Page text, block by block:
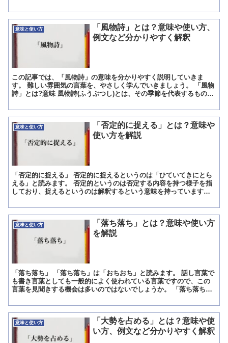
意味と使い方
「風物詩」とは？意味や使い方、
例文など分かりやすく解釈
この記事では、「風物詩」の意味を分かりやすく説明していきま
す。 難しい雰囲気の言葉を、やさしく学んでいきましょう。 「風物
詩」とは?意味 風物詩(ふうぶつし)とは、その季節を代表するもの。
意味と使い方
「否定的に捉える」とは？意味や
使い方を解説
「否定的に捉える」 否定的に捉えるというのは「ひていてきにとら
える」と読みます。 否定的というのは否定する内容を持つ様子を指
しており、捉えるというのは解釈するという意味を持っています。
意味と使い方
「落ち落ち」とは？意味や使い方
を解説
「落ち落ち」 「落ち落ち」は「おちおち」と読みます。 話し言葉で
も書き言葉としても一般的によく使われている言葉ですので、この
言葉を見聞きする機会は多いのではないでしょうか。 「落ち落ち」
意味と使い方
「大勢を占める」とは？意味や使
い方、例文など分かりやすく解釈